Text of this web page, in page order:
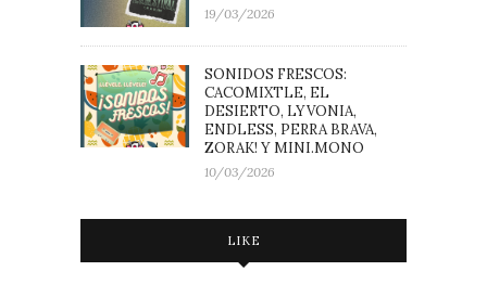
19/03/2026
SONIDOS FRESCOS:
CACOMIXTLE, EL
DESIERTO, LYVONIA,
ENDLESS, PERRA BRAVA,
ZORAK! Y MINI.MONO
10/03/2026
LIKE